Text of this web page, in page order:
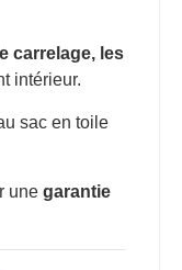
carrelage, les
intérieur.
sac en toile
une garantie